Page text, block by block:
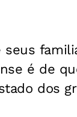
é de
dos